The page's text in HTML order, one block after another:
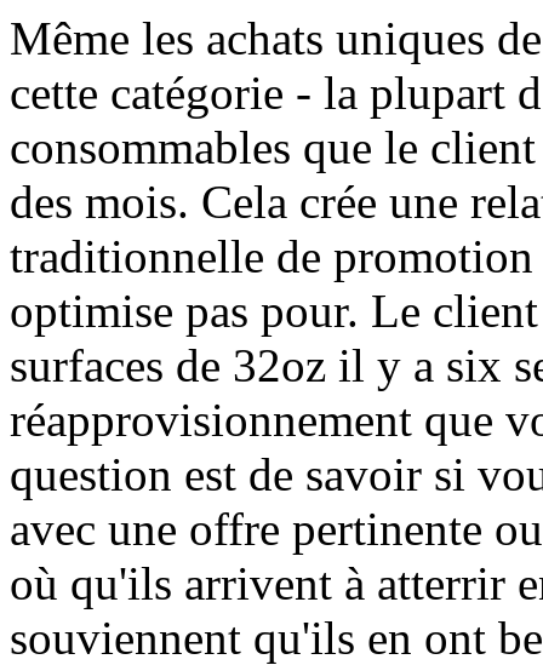
Même les achats uniques
cette catégorie - la plupart
consommables que le
des mois. Cela crée une
traditionnelle de
optimise pas pour. Le
surfaces de 32oz il y a six
réapprovisionnement que
question est de savoir si
avec une offre pertinente
où qu'ils arrivent à atterrir
souviennent qu'ils en ont